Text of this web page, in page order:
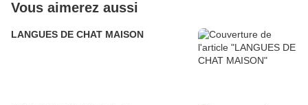
Vous aimerez aussi
LANGUES DE CHAT MAISON